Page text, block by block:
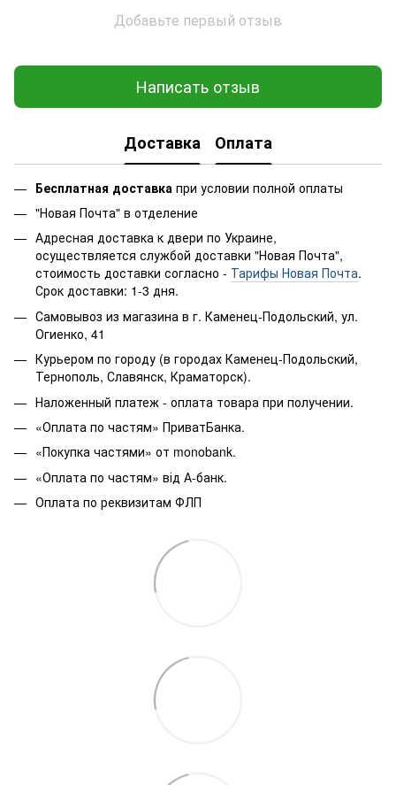
Добавьте первый отзыв
Написать отзыв
Доставка Оплата
Бесплатная доставка при условии полной оплаты
"Новая Почта" в отделение
Адресная доставка к двери по Украине,
осуществляется службой доставки "Новая Почта",
стоимость доставки согласно - Тарифы Новая Почта.
Срок доставки: 1-3 дня.
Самовывоз из магазина в г. Каменец-Подольский, ул.
Огиенко, 41
Курьером по городу (в городах Каменец-Подольский,
Тернополь, Славянск, Краматорск).
Наложенный платеж - оплата товара при получении.
«Оплата по частям» ПриватБанка.
«Покупка частями» от monobank.
«Оплата по частям» від А-банк.
Оплата по реквизитам ФЛП